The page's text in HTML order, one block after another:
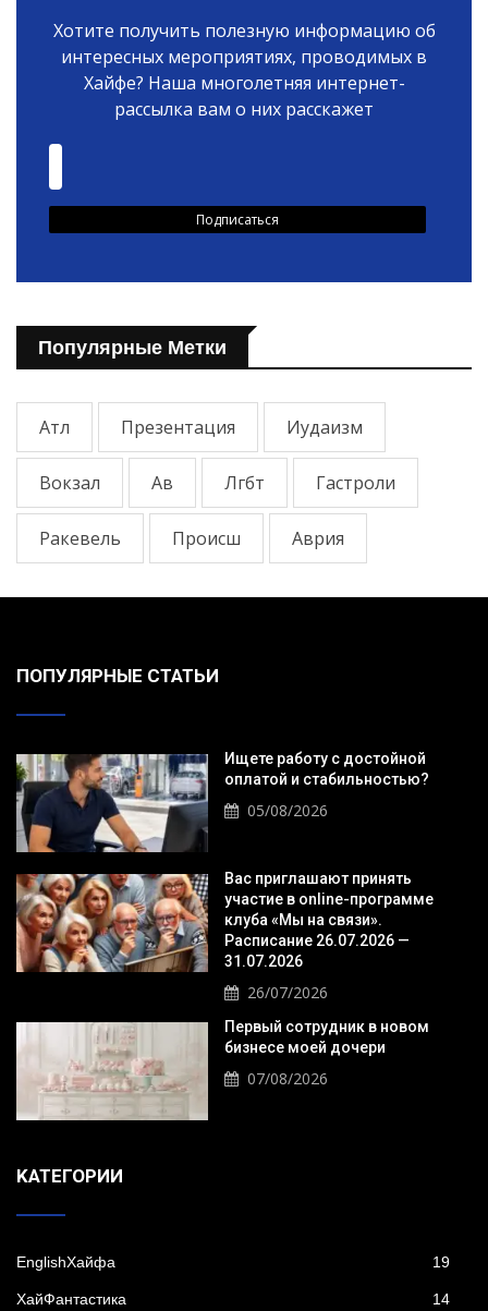
Хотите получить полезную информацию об
интересных мероприятиях, проводимых в
Хайфе? Наша многолетняя интернет-
рассылка вам о них расскажет
Популярные Метки
Атл Презентация Иудаизм
Вокзал Ав Лгбт Гастроли
Ракевель Происш Аврия
ПОПУЛЯРНЫЕ СТАТЬИ
Ищете работу с достойной
оплатой и стабильностью?
05/08/2026
Вас приглашают принять
участие в online-программе
клуба «Мы на связи».
Расписание 26.07.2026 —
31.07.2026
26/07/2026
Первый сотрудник в новом
бизнесе моей дочери
07/08/2026
KАТЕГОРИИ
EnglishХайфа 19
XайФантастика 14